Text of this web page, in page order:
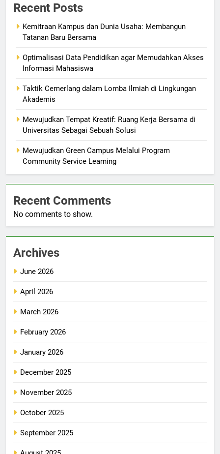
Recent Posts
Kemitraan Kampus dan Dunia Usaha: Membangun
Tatanan Baru Bersama
Optimalisasi Data Pendidikan agar Memudahkan Akses
Informasi Mahasiswa
Taktik Cemerlang dalam Lomba Ilmiah di Lingkungan
Akademis
Mewujudkan Tempat Kreatif: Ruang Kerja Bersama di
Universitas Sebagai Sebuah Solusi
Mewujudkan Green Campus Melalui Program
Community Service Learning
Recent Comments
No comments to show.
Archives
June 2026
April 2026
March 2026
February 2026
January 2026
December 2025
November 2025
October 2025
September 2025